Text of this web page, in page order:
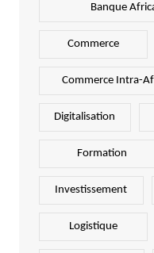
Banque
Commerce
Commerce Intra-
Digitalisation
Formation
Investissement
Logistique